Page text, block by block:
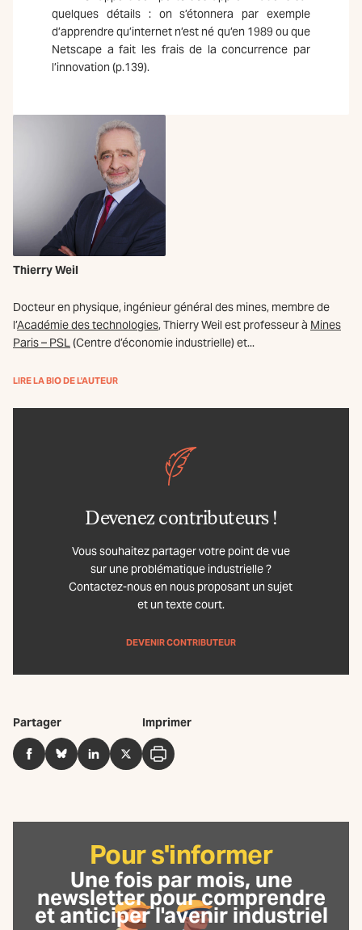
quelques détails : on s’étonnera par exemple
d’apprendre qu’internet n’est né qu’en 1989 ou que
Netscape a fait les frais de la concurrence par
l’innovation (p.139).
Thierry Weil
Docteur en physique, ingénieur général des mines, membre de
l’Académie des technologies, Thierry Weil est professeur à Mines
Paris – PSL(Centre d’économie industrielle) et...
LIRE LA BIO DE L'AUTEUR
Devenez contributeurs !
Vous souhaitez partager votre point de vue
sur une problématique industrielle ?
Contactez-nous en nous proposant un sujet
et un texte court.
DEVENIR CONTRIBUTEUR
Partager
FacebookBlueSkyLinkedInTwitter
Imprimer
Imprimer
Pour s'informer
Une fois par mois, une
newsletterpour comprendre
et anticiper l'avenir industriel